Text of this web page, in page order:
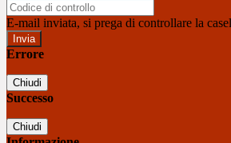
E-mail inviata, si prega di controllare la
Errore
Chiudi
Successo
Chiudi